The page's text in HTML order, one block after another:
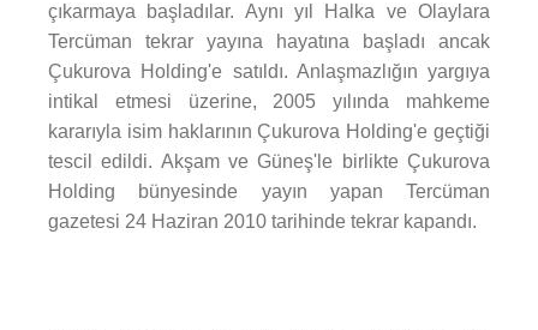
çıkarmaya başladılar. Aynı yıl Halka ve Olaylara
Tercüman tekrar yayına hayatına başladı ancak
Çukurova Holding'e satıldı. Anlaşmazlığın yargıya
intikal etmesi üzerine, 2005 yılında mahkeme
kararıyla isim haklarının Çukurova Holding'e geçtiği
tescil edildi. Akşam ve Güneş'le birlikte Çukurova
Holding bünyesinde yayın yapan Tercüman
gazetesi 24 Haziran 2010 tarihinde tekrar kapandı.